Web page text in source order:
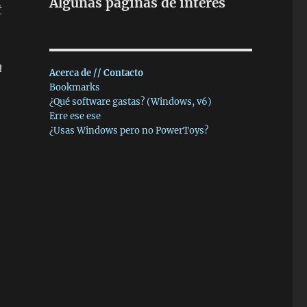
Acerca de // Contacto
Bookmarks
¿Qué software gastas? (Windows, v6)
Erre ese ese
¿Usas Windows pero no PowerToys?